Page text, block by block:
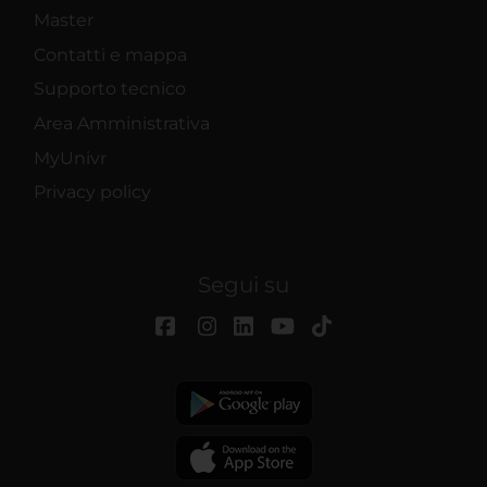
Master
Contatti e mappa
Supporto tecnico
Area Amministrativa
MyUnivr
Privacy policy
Segui su